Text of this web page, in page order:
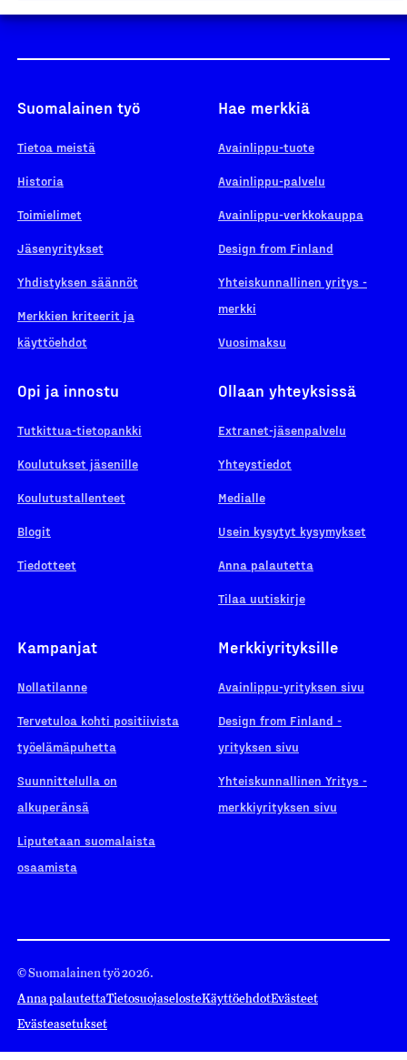
Suomalainen työ
Tietoa meistä
Historia
Toimielimet
Jäsenyritykset
Yhdistyksen säännöt
Merkkien kriteerit ja
käyttöehdot
Hae merkkiä
Avainlippu-tuote
Avainlippu-palvelu
Avainlippu-verkkokauppa
Design from Finland
Yhteiskunnallinen yritys -
merkki
Vuosimaksu
Opi ja innostu
Tutkittua-tietopankki
Koulutukset jäsenille
Koulutustallenteet
Blogit
Tiedotteet
Ollaan yhteyksissä
Extranet-jäsenpalvelu
Yhteystiedot
Medialle
Usein kysytyt kysymykset
Anna palautetta
Tilaa uutiskirje
Kampanjat
Nollatilanne
Tervetuloa kohti positiivista
työelämäpuhetta
Suunnittelulla on
alkuperänsä
Liputetaan suomalaista
osaamista
Merkkiyrityksille
Avainlippu-yrityksen sivu
Design from Finland -
yrityksen sivu
Yhteiskunnallinen Yritys -
merkkiyrityksen sivu
© Suomalainen työ 2026.
Anna palautettaTietosuojaselosteKäyttöehdotEvästeet
Evästeasetukset